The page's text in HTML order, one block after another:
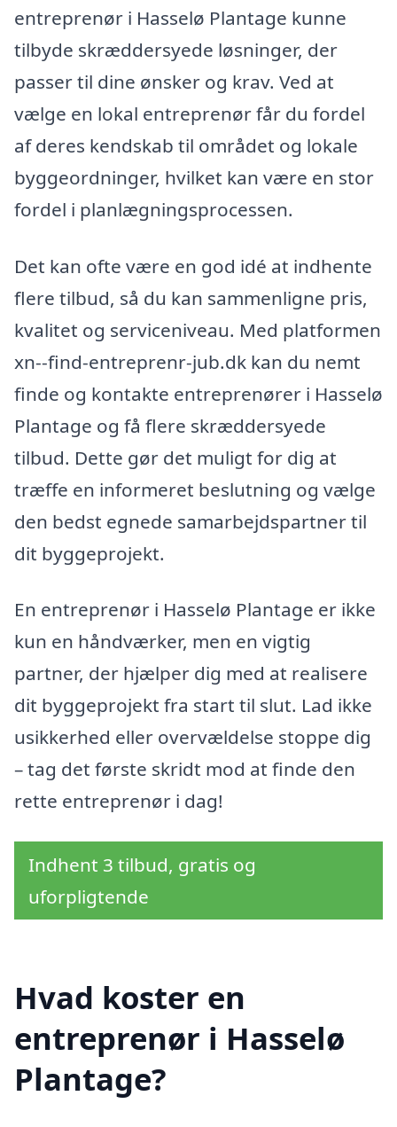
entreprenør i Hasselø Plantage kunne
tilbyde skræddersyede løsninger, der
passer til dine ønsker og krav. Ved at
vælge en lokal entreprenør får du fordel
af deres kendskab til området og lokale
byggeordninger, hvilket kan være en stor
fordel i planlægningsprocessen.
Det kan ofte være en god idé at indhente
flere tilbud, så du kan sammenligne pris,
kvalitet og serviceniveau. Med platformen
xn--find-entreprenr-jub.dk kan du nemt
finde og kontakte entreprenører i Hasselø
Plantage og få flere skræddersyede
tilbud. Dette gør det muligt for dig at
træffe en informeret beslutning og vælge
den bedst egnede samarbejdspartner til
dit byggeprojekt.
En entreprenør i Hasselø Plantage er ikke
kun en håndværker, men en vigtig
partner, der hjælper dig med at realisere
dit byggeprojekt fra start til slut. Lad ikke
usikkerhed eller overvældelse stoppe dig
– tag det første skridt mod at finde den
rette entreprenør i dag!
Indhent 3 tilbud, gratis og
uforpligtende
Hvad koster en
entreprenør i Hasselø
Plantage?